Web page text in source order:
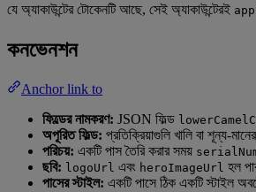
যে অ্যাকাউন্টের টোকেনটি আছে, সেই অ্যাকাউন্টেরই
কনভেনশন
Anchor link to
ফিল্ডের নামকরণ: JSON ফিল্ড
অপূরিত ফিল্ড: প্রতিক্রিয়াগুলি খালি বা শূন্য-
পরিচয়: একটি পাস তৈরি করার সময়
ছবি: logoUrl এবং heroImageUrl হল
পাসের স্টাইল: একটি পাসে ঠিক একটি স্টাইল